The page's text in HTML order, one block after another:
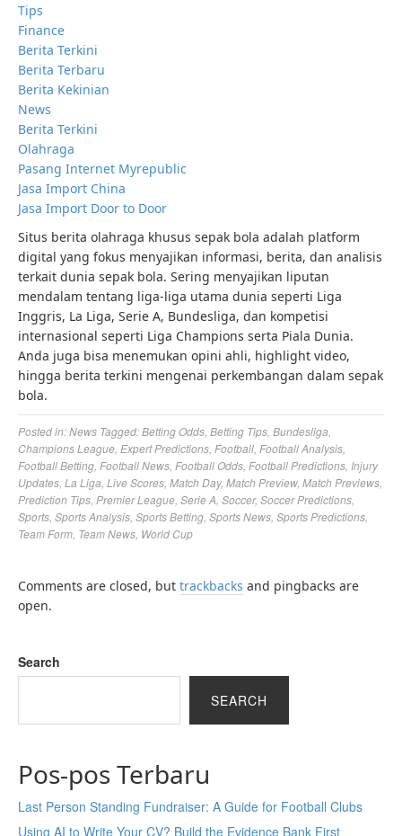
Tips
Finance
Berita Terkini
Berita Terbaru
Berita Kekinian
News
Berita Terkini
Olahraga
Pasang Internet Myrepublic
Jasa Import China
Jasa Import Door to Door
Situs berita olahraga khusus sepak bola adalah platform
digital yang fokus menyajikan informasi, berita, dan analisis
terkait dunia sepak bola. Sering menyajikan liputan
mendalam tentang liga-liga utama dunia seperti Liga
Inggris, La Liga, Serie A, Bundesliga, dan kompetisi
internasional seperti Liga Champions serta Piala Dunia.
Anda juga bisa menemukan opini ahli, highlight video,
hingga berita terkini mengenai perkembangan dalam sepak
bola.
Posted in:News Tagged:Betting Odds Betting Tips Bundesliga
Champions League Expert Predictions Football Football Analysis
Football Betting Football News Football Odds Football Predictions Injury
Updates La Liga Live Scores Match Day, Match Preview, Match Previews
Prediction Tips Premier League Serie A Soccer, Soccer Predictions
Sports Sports Analysis Sports Betting Sports News Sports Predictions
Team Form Team News World Cup
Comments are closed, but trackbacks and pingbacks are
open.
Search
SEARCH
Pos-pos Terbaru
Last Person Standing Fundraiser: A Guide for Football Clubs
Using AI to Write Your CV? Build the Evidence Bank First